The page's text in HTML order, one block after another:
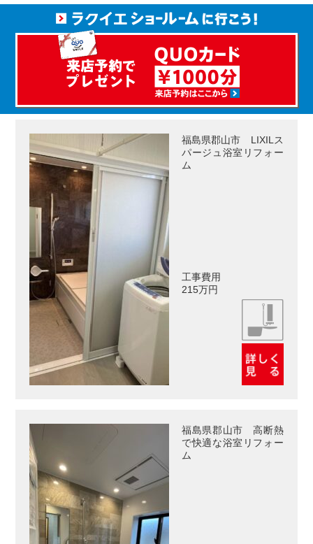
福島県郡山市 LIXILス
パージュ浴室リフォー
ム
工事費用
215万円
福島県郡山市 高断熱
で快適な浴室リフォー
ム